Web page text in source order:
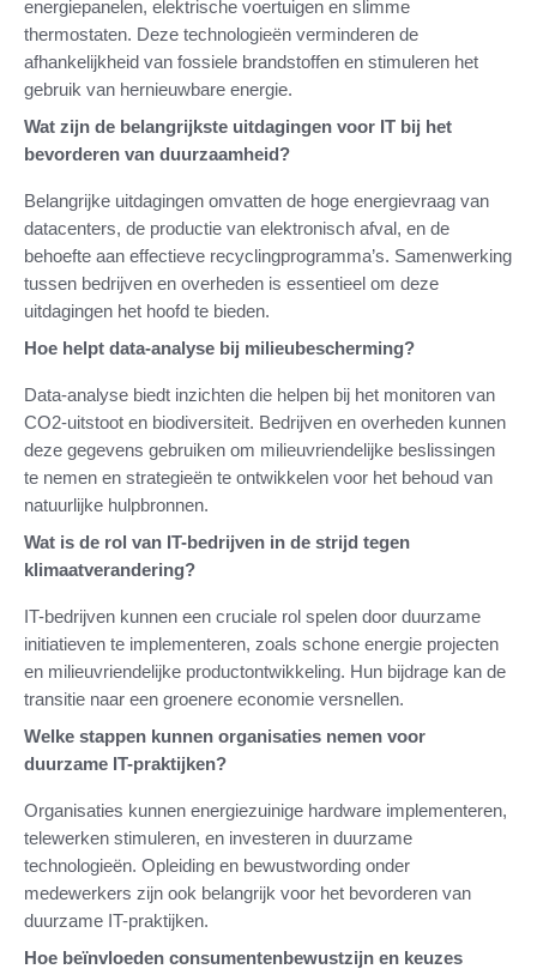
energiepanelen, elektrische voertuigen en slimme
thermostaten. Deze technologieën verminderen de
afhankelijkheid van fossiele brandstoffen en stimuleren het
gebruik van hernieuwbare energie.
Wat zijn de belangrijkste uitdagingen voor IT bij het
bevorderen van duurzaamheid?
Belangrijke uitdagingen omvatten de hoge energievraag van
datacenters, de productie van elektronisch afval, en de
behoefte aan effectieve recyclingprogramma’s. Samenwerking
tussen bedrijven en overheden is essentieel om deze
uitdagingen het hoofd te bieden.
Hoe helpt data-analyse bij milieubescherming?
Data-analyse biedt inzichten die helpen bij het monitoren van
CO2-uitstoot en biodiversiteit. Bedrijven en overheden kunnen
deze gegevens gebruiken om milieuvriendelijke beslissingen
te nemen en strategieën te ontwikkelen voor het behoud van
natuurlijke hulpbronnen.
Wat is de rol van IT-bedrijven in de strijd tegen
klimaatverandering?
IT-bedrijven kunnen een cruciale rol spelen door duurzame
initiatieven te implementeren, zoals schone energie projecten
en milieuvriendelijke productontwikkeling. Hun bijdrage kan de
transitie naar een groenere economie versnellen.
Welke stappen kunnen organisaties nemen voor
duurzame IT-praktijken?
Organisaties kunnen energiezuinige hardware implementeren,
telewerken stimuleren, en investeren in duurzame
technologieën. Opleiding en bewustwording onder
medewerkers zijn ook belangrijk voor het bevorderen van
duurzame IT-praktijken.
Hoe beïnvloeden consumentenbewustzijn en keuzes